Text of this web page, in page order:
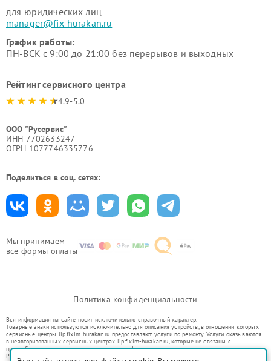
Мы принимаем
все формы оплаты
для юридических лиц
manager@fix-hurakan.ru
График работы:
ПН-ВСК с 9:00 до 21:00 без перерывов и выходных
Рейтинг сервисного центра
4.9-5.0
ООО "Русервис"
ИНН 7702633247
ОГРН 1077746335776
Поделиться в соц. сетях:
Политика конфиденциальности
Вся информация на сайте носит исключительно справочный характер.
Товарные знаки используются исключительно для описания устройств, в отношении которых
сервисные центры lip.fixim-hurakan.ru предоставляют услуги по ремонту. Услуги оказываются
в неавторизованных сервисных центрах lip.fixim-hurakan.ru, которые не связаны с
правообладателями товарных знаков или их официальными представителями.
Ремонт осуществляется для устройств, уже введенных в гражданский оборот в соответствии